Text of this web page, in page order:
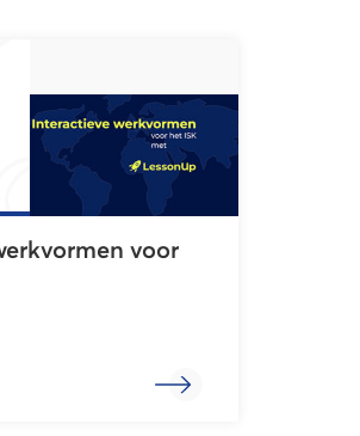
voor